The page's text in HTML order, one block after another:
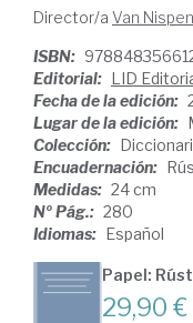
Director/a Van
ISBN:
Editorial: LID
Fecha de la edición:
Lugar de la edición:
Colección:
Encuadernación:
Medidas: 24 cm
Nº Pág.: 280
Idiomas: Español
Papel:
29,90 €